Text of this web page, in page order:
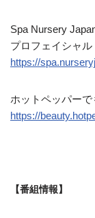
Spa Nursery
プロフェイシャル
https://
ホットペッパーで
https://
【番組情報】